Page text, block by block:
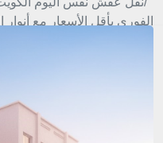
الفوري بأقل الأسعار مع أنوار